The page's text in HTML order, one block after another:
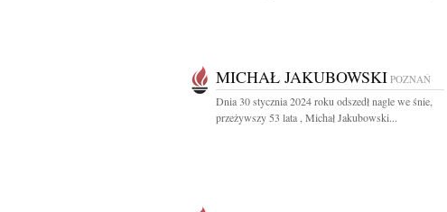
MICHAŁ JAKUBOWSKI POZNAŃ
Dnia 30 stycznia 2024 roku odszedł nagle we śnie,
przeżywszy 53 lata , Michał Jakubowski...